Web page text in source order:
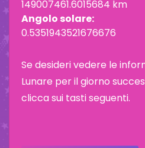
149007461.6015684 km
Angolo solare:
0.5351943521676676
Se desideri vedere le
Lunare per il giorno
clicca sui tasti seguenti.